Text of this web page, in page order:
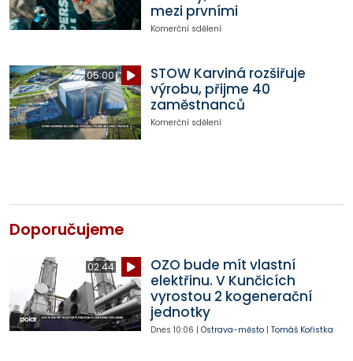
mezi prvními
Komerční sdělení
05:00
STOW Karviná rozšiřuje
výrobu, přijme 40
zaměstnanců
Komerční sdělení
Doporučujeme
02:44
OZO bude mít vlastní
elektřinu. V Kunčicích
vyrostou 2 kogenerační
jednotky
Dnes 10:06 | Ostrava-město| Tomáš Kořistka